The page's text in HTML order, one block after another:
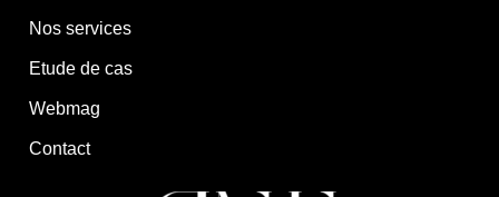
Nos services
Etude de cas
Webmag
Contact